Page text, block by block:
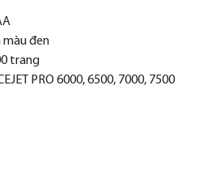
màu đen
trang
PRO 6000, 6500, 7000, 7500